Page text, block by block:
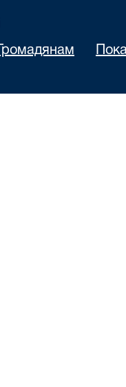
Громадянам